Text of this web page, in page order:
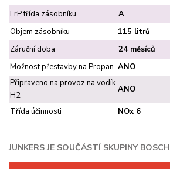
ErP třída zásobníku
A
Objem zásobníku
115 litrů
Záruční doba
24 měsíců
Možnost přestavby na Propan ANO
Připraveno na provoz na vodík
H2
ANO
Třída účinnosti NOx 6
JUNKERS JE SOUČÁSTÍ SKUPINY BOSCH